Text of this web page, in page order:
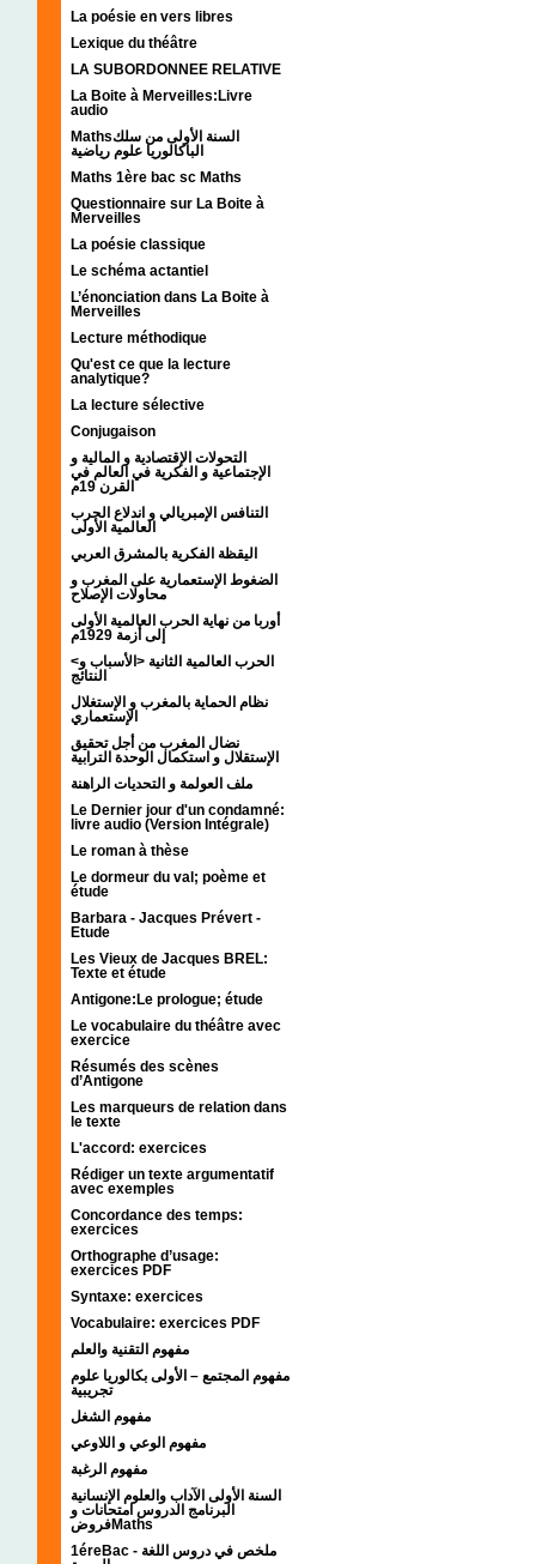
La poésie en vers libres
Lexique du théâtre
LA SUBORDONNEE RELATIVE
La Boite à Merveilles:Livre
audio
Mathsالسنة الأولى من سلك
الباكالوريا علوم رياضية
Maths 1ère bac sc Maths
Questionnaire sur La Boite à
Merveilles
La poésie classique
Le schéma actantiel
L’énonciation dans La Boite à
Merveilles
Lecture méthodique
Qu'est ce que la lecture
analytique?
La lecture sélective
Conjugaison
التحولات الإقتصادية و المالية و
الإجتماعية و الفكرية في العالم في
القرن 19م
التنافس الإمبريالي و اندلاع الحرب
العالمية الأولى
اليقظة الفكرية بالمشرق العربي
الضغوط الإستعمارية على المغرب و
محاولات الإصلاح
أوربا من نهاية الحرب العالمية الأولى
إلى أزمة 1929م
<الحرب العالمية الثانية <الأسباب و
النتائج
نظام الحماية بالمغرب و الإستغلال
الإستعماري
نضال المغرب من أجل تحقيق
الإستقلال و استكمال الوحدة الترابية
ملف العولمة و التحديات الراهنة
Le Dernier jour d'un condamné:
livre audio (Version Intégrale)
Le roman à thèse
Le dormeur du val; poème et
étude
Barbara - Jacques Prévert -
Etude
Les Vieux de Jacques BREL:
Texte et étude
Antigone:Le prologue; étude
Le vocabulaire du théâtre avec
exercice
Résumés des scènes
d’Antigone
Les marqueurs de relation dans
le texte
L'accord: exercices
Rédiger un texte argumentatif
avec exemples
Concordance des temps:
exercices
Orthographe d’usage:
exercices PDF
Syntaxe: exercices
Vocabulaire: exercices PDF
مفهوم التقنية والعلم
مفهوم المجتمع – الأولى بكالوريا علوم
تجريبية
مفهوم الشغل
مفهوم الوعي و اللاوعي
مفهوم الرغبة
السنة الأولى الآداب والعلوم الإنسانية
البرنامج الدروس امتحانات و
فروضMaths
1éreBac - ملخص في دروس اللغة